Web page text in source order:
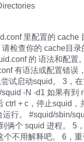
里配置的 cache
检查你的 cache目录
的 语法和配置
有语法或配置错误
试启动squid。 3，
-N -d1 如果有到
ctrl + c，停止squid，
行。 #squid/sbin/
俩个 squid 进程。 5
不用解释吧。 6，